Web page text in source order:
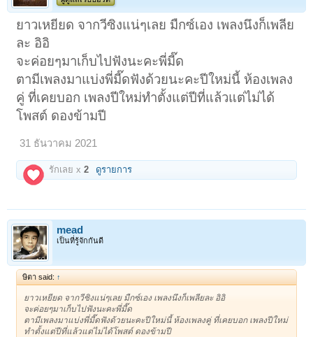
ยาวเหยียด จากวีซิงแน่ๆเลย มืกซ์เอง เพลงนึงก็เพลีย
ละ อิอิ
จะค่อยๆมาเก็บไปฟังนะคะพี่มี๊ด
ตามีเพลงมาแบ่งพี่มี๊ดฟังด้วยนะคะปีใหม่นี้ ห้องเพลง
คู่ ที่เคยบอก เพลงปีใหม่ทำตั้งแต่ปีที่แล้วแต่ไม่ได้
โพสต์ ดองข้ามปี
31 ธันวาคม 2021
รักเลย x2 ดูรายการ
mead
เป็นที่รู้จักกันดี
ษิตา said: ↑
ยาวเหยียด จากวีซิงแน่ๆเลย มืกซ์เอง เพลงนึงก็เพลียละ อิอิ
จะค่อยๆมาเก็บไปฟังนะคะพี่มี๊ด
ตามีเพลงมาแบ่งพี่มี๊ดฟังด้วยนะคะปีใหม่นี้ ห้องเพลงคู่ ที่เคยบอก เพลงปีใหม่
ทำตั้งแต่ปีที่แล้วแต่ไม่ได้โพสต์ ดองข้ามปี